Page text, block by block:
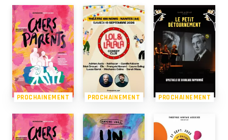
PROCHAINEMENT PROCHAINEMENT PROCHAINEMENT